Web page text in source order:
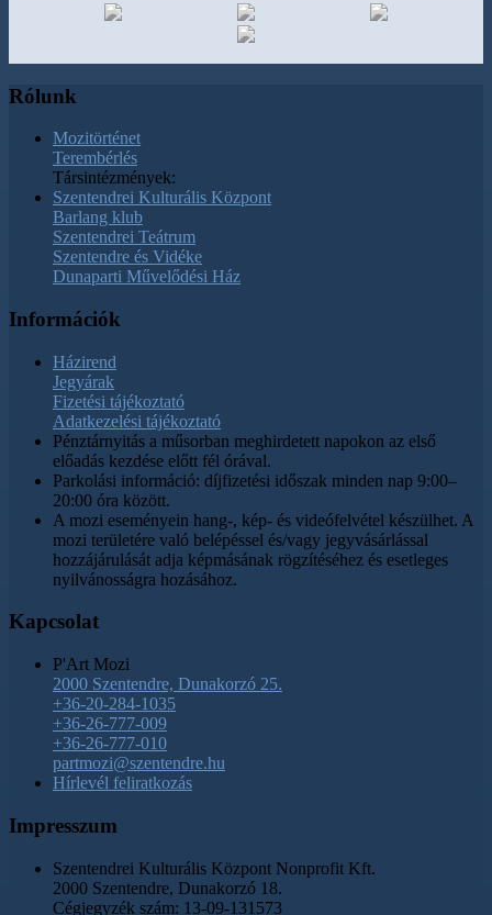
Rólunk
Mozitörténet
Terembérlés
Társintézmények:
Szentendrei Kulturális Központ
Barlang klub
Szentendrei Teátrum
Szentendre és Vidéke
Dunaparti Művelődési Ház
Információk
Házirend
Jegyárak
Fizetési tájékoztató
Adatkezelési tájékoztató
Pénztárnyitás a műsorban meghirdetett napokon az első
előadás kezdése előtt fél órával.
Parkolási információ: díjfizetési időszak minden nap 9:00–
20:00 óra között.
A mozi eseményein hang-, kép- és videófelvétel készülhet. A
mozi területére való belépéssel és/vagy jegyvásárlással
hozzájárulását adja képmásának rögzítéséhez és esetleges
nyilvánosságra hozásához.
Kapcsolat
P'Art Mozi
2000 Szentendre, Dunakorzó 25.
+36-20-284-1035
+36-26-777-009
+36-26-777-010
partmozi@szentendre.hu
Hírlevél feliratkozás
Impresszum
Szentendrei Kulturális Központ Nonprofit Kft.
2000 Szentendre, Dunakorzó 18.
Cégjegyzék szám: 13-09-131573